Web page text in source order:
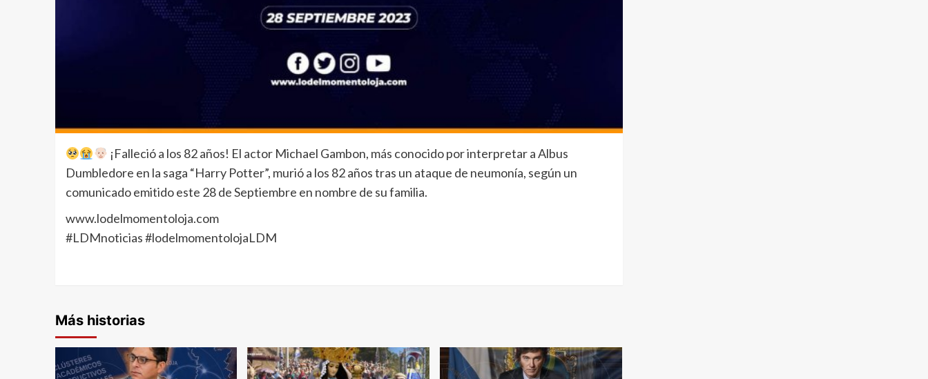
¡Falleció a los 82 años! El actor Michael Gambon, más conocido por interpretar a Albus
Dumbledore en la saga “Harry Potter”, murió a los 82 años tras un ataque de neumonía, según un
comunicado emitido este 28 de Septiembre en nombre de su familia.
www.lodelmomentoloja.com
#LDMnoticias #lodelmomentolojaLDM
Más historias